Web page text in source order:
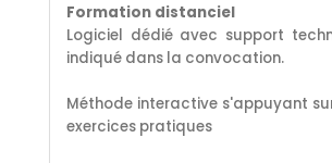
Formation distanciel
Logiciel dédié avec support
indiqué dans la convocation.
Méthode interactive s'appuyant
exercices pratiques